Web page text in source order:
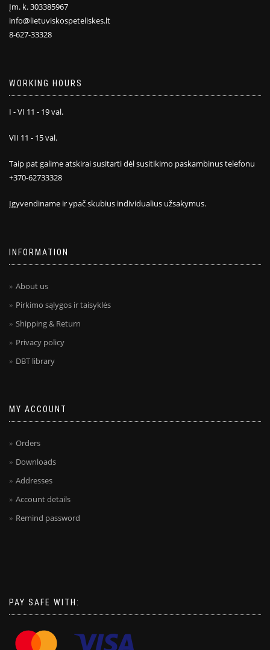
Įm. k. 303385967
info@lietuviskospeteliskes.lt
8-627-33328
WORKING HOURS
I - VI 11 - 19 val.
VII 11 - 15 val.
Taip pat galime atskirai susitarti dėl susitikimo paskambinus telefonu
+370-62733328
Įgyvendiname ir ypač skubius individualius užsakymus.
INFORMATION
About us
Pirkimo sąlygos ir taisyklės
Shipping & Return
Privacy policy
DBT library
MY ACCOUNT
Orders
Downloads
Addresses
Account details
Remind password
PAY SAFE WITH: